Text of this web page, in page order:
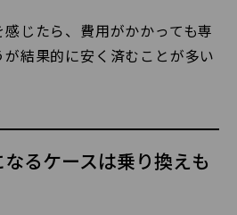
じたら、費用がかかっても専
結果的に安く済むことが多い
るケースは乗り換えも